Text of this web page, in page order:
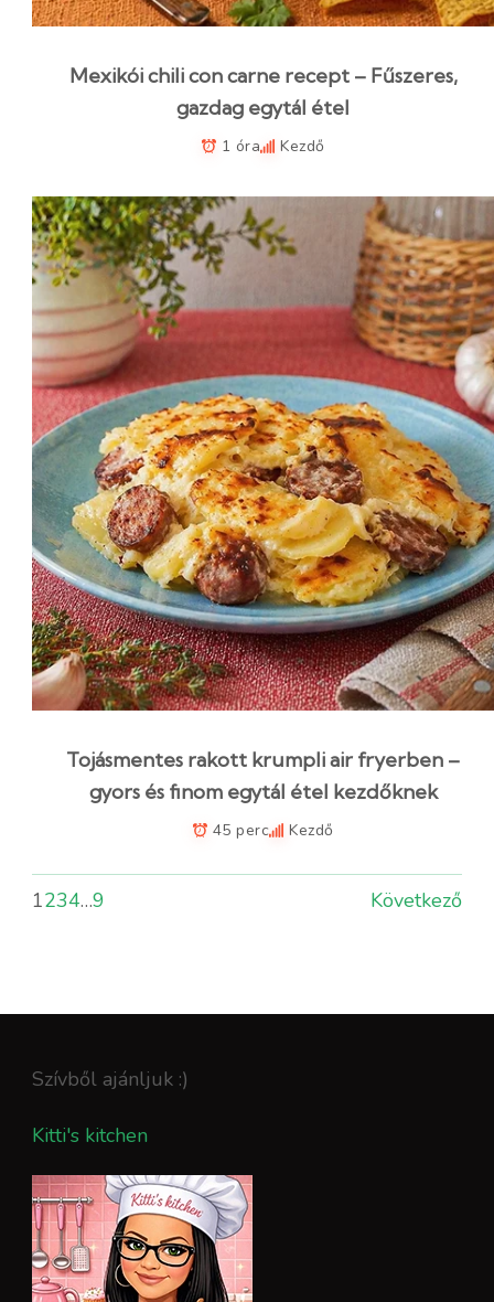
Mexikói chili con carne recept – Fűszeres,
gazdag egytál étel
1 óra Kezdő
Tojásmentes rakott krumpli air fryerben –
gyors és finom egytál étel kezdőknek
45 perc Kezdő
1234…9 Következő
Szívből ajánljuk :)
Kitti's kitchen